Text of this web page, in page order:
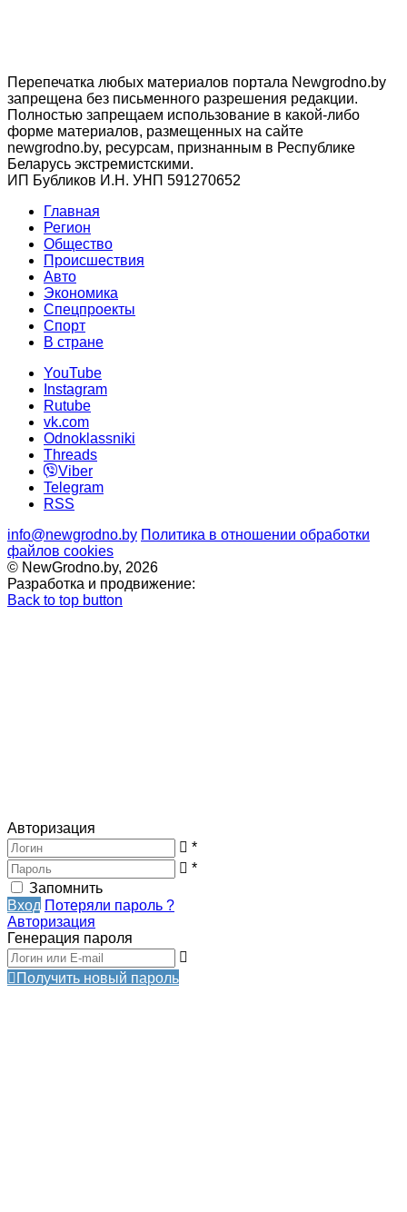
Перепечатка любых материалов портала Newgrodno.by
запрещена без письменного разрешения редакции.
Полностью запрещаем использование в какой-либо
форме материалов, размещенных на сайте
newgrodno.by, ресурсам, признанным в Республике
Беларусь экстремистскими.
ИП Бубликов И.Н. УНП 591270652
Главная
Регион
Общество
Происшествия
Авто
Экономика
Спецпроекты
Cпорт
В стране
YouTube
Instagram
Rutube
vk.com
Odnoklassniki
Threads
Viber
Telegram
RSS
info@newgrodno.by Политика в отношении обработки
файлов cookies
© NewGrodno.by, 2026
Разработка и продвижение:
Back to top button
Авторизация
*
*
Запомнить
Вход Потеряли пароль ?
Авторизация
Генерация пароля
Получить новый пароль